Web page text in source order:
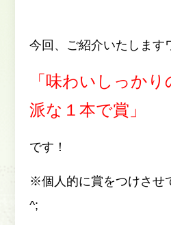
今回、ご紹介いたします
「味わいしっか
派な１本で賞」
です！
※個人的に賞をつけさせ
^;